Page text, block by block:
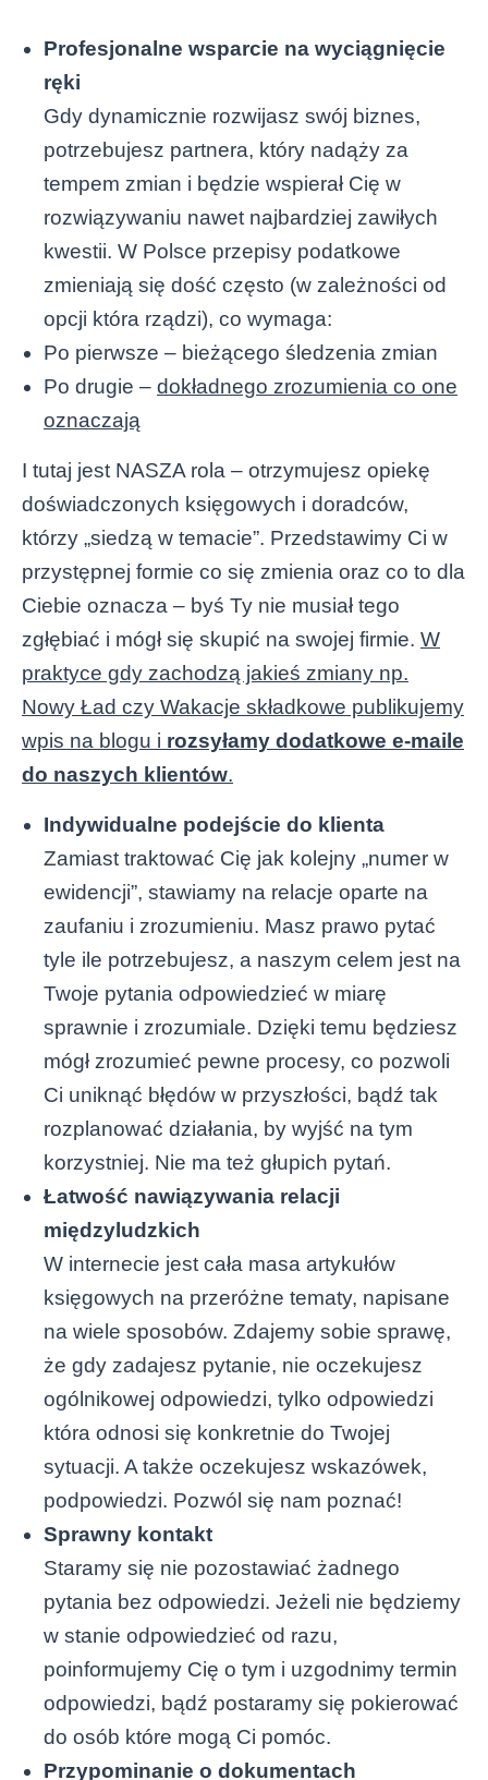
Profesjonalne wsparcie na wyciągnięcie
ręki
Gdy dynamicznie rozwijasz swój biznes,
potrzebujesz partnera, który nadąży za
tempem zmian i będzie wspierał Cię w
rozwiązywaniu nawet najbardziej zawiłych
kwestii. W Polsce przepisy podatkowe
zmieniają się dość często (w zależności od
opcji która rządzi), co wymaga:
Po pierwsze – bieżącego śledzenia zmian
Po drugie – dokładnego zrozumienia co one
oznaczają
I tutaj jest NASZA rola – otrzymujesz opiekę
doświadczonych księgowych i doradców,
którzy „siedzą w temacie”. Przedstawimy Ci w
przystępnej formie co się zmienia oraz co to dla
Ciebie oznacza – byś Ty nie musiał tego
zgłębiać i mógł się skupić na swojej firmie. W
praktyce gdy zachodzą jakieś zmiany np.
Nowy Ład czy Wakacje składkowe publikujemy
wpis na blogu i rozsyłamy dodatkowe e-maile
do naszych klientów.
Indywidualne podejście do klienta
Zamiast traktować Cię jak kolejny „numer w
ewidencji”, stawiamy na relacje oparte na
zaufaniu i zrozumieniu. Masz prawo pytać
tyle ile potrzebujesz, a naszym celem jest na
Twoje pytania odpowiedzieć w miarę
sprawnie i zrozumiale. Dzięki temu będziesz
mógł zrozumieć pewne procesy, co pozwoli
Ci uniknąć błędów w przyszłości, bądź tak
rozplanować działania, by wyjść na tym
korzystniej. Nie ma też głupich pytań.
Łatwość nawiązywania relacji
międzyludzkich
W internecie jest cała masa artykułów
księgowych na przeróżne tematy, napisane
na wiele sposobów. Zdajemy sobie sprawę,
że gdy zadajesz pytanie, nie oczekujesz
ogólnikowej odpowiedzi, tylko odpowiedzi
która odnosi się konkretnie do Twojej
sytuacji. A także oczekujesz wskazówek,
podpowiedzi. Pozwól się nam poznać!
Sprawny kontakt
Staramy się nie pozostawiać żadnego
pytania bez odpowiedzi. Jeżeli nie będziemy
w stanie odpowiedzieć od razu,
poinformujemy Cię o tym i uzgodnimy termin
odpowiedzi, bądź postaramy się pokierować
do osób które mogą Ci pomóc.
Przypominanie o dokumentach